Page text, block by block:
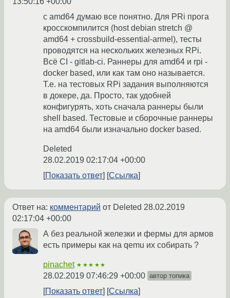
c amd64 думаю все понятно. Для PRi прога
кросскомпилится (host debian stretch @
amd64 + crossbuild-essential-armel), тесты
проводятся на нескольких железных RPi.
Всё CI - gitlab-ci. Раннеры для amd64 и rpi -
docker based, или как там оно называется.
Т.е. на тестовых RPi задания выполняются
в докере, да. Просто, так удобней
конфигурять, хоть сначала раннеры были
shell based. Тестовые и сборочные раннеры
на amd64 были изначально docker based.
Deleted
28.02.2019 02:17:04 +00:00
Показать ответ
Ссылка
Ответ на: комментарий от Deleted 28.02.2019
02:17:04 +00:00
А без реальной железки и фермы для армов
есть примеры как на qemu их собирать ?
pinachet ★★★★★
28.02.2019 07:46:29 +00:00 автор топика
Показать ответ Ссылка